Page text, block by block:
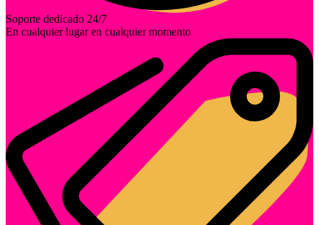
Soporte dedicado 24/7
En cualquier lugar en cualquier momento